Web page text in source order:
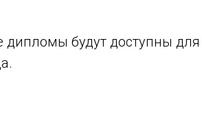
будут доступны для